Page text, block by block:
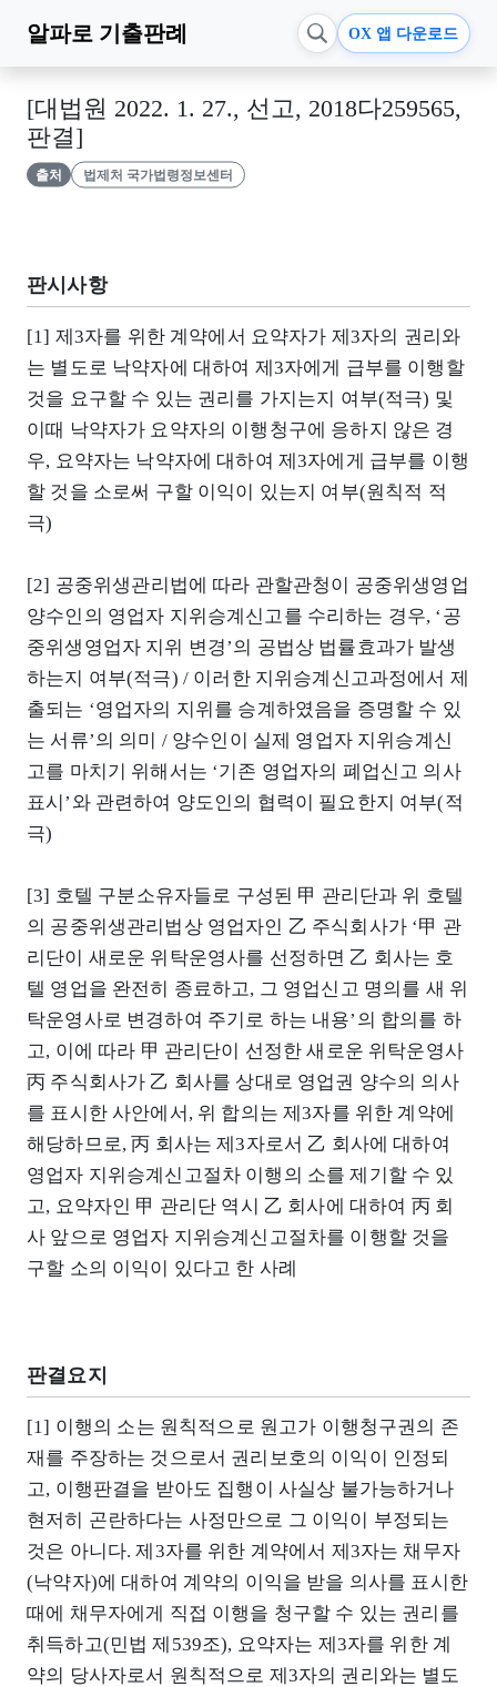
알파로 기출판례 OX 앱 다운로드
[대법원 2022. 1. 27., 선고, 2018다259565,
판결]
출처 법제처 국가법령정보센터
판시사항
[1] 제3자를 위한 계약에서 요약자가 제3자의 권리와
는 별도로 낙약자에 대하여 제3자에게 급부를 이행할
것을 요구할 수 있는 권리를 가지는지 여부(적극) 및
이때 낙약자가 요약자의 이행청구에 응하지 않은 경
우, 요약자는 낙약자에 대하여 제3자에게 급부를 이행
할 것을 소로써 구할 이익이 있는지 여부(원칙적 적
극)
[2] 공중위생관리법에 따라 관할관청이 공중위생영업
양수인의 영업자 지위승계신고를 수리하는 경우, ‘공
중위생영업자 지위 변경’의 공법상 법률효과가 발생
하는지 여부(적극) / 이러한 지위승계신고과정에서 제
출되는 ‘영업자의 지위를 승계하였음을 증명할 수 있
는 서류’의 의미 / 양수인이 실제 영업자 지위승계신
고를 마치기 위해서는 ‘기존 영업자의 폐업신고 의사
표시’와 관련하여 양도인의 협력이 필요한지 여부(적
극)
[3] 호텔 구분소유자들로 구성된 甲 관리단과 위 호텔
의 공중위생관리법상 영업자인 乙 주식회사가 ‘甲 관
리단이 새로운 위탁운영사를 선정하면 乙 회사는 호
텔 영업을 완전히 종료하고, 그 영업신고 명의를 새 위
탁운영사로 변경하여 주기로 하는 내용’의 합의를 하
고, 이에 따라 甲 관리단이 선정한 새로운 위탁운영사
丙 주식회사가 乙 회사를 상대로 영업권 양수의 의사
를 표시한 사안에서, 위 합의는 제3자를 위한 계약에
해당하므로, 丙 회사는 제3자로서 乙 회사에 대하여
영업자 지위승계신고절차 이행의 소를 제기할 수 있
고, 요약자인 甲 관리단 역시 乙 회사에 대하여 丙 회
사 앞으로 영업자 지위승계신고절차를 이행할 것을
구할 소의 이익이 있다고 한 사례
판결요지
[1] 이행의 소는 원칙적으로 원고가 이행청구권의 존
재를 주장하는 것으로서 권리보호의 이익이 인정되
고, 이행판결을 받아도 집행이 사실상 불가능하거나
현저히 곤란하다는 사정만으로 그 이익이 부정되는
것은 아니다. 제3자를 위한 계약에서 제3자는 채무자
(낙약자)에 대하여 계약의 이익을 받을 의사를 표시한
때에 채무자에게 직접 이행을 청구할 수 있는 권리를
취득하고(민법 제539조), 요약자는 제3자를 위한 계
약의 당사자로서 원칙적으로 제3자의 권리와는 별도